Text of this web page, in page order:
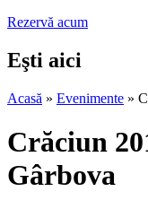
Rezervă acum
Eşti aici
Acasă » Evenimente »
Crăciun
Gârbova